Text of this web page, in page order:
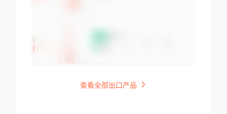
查看全部出口产品